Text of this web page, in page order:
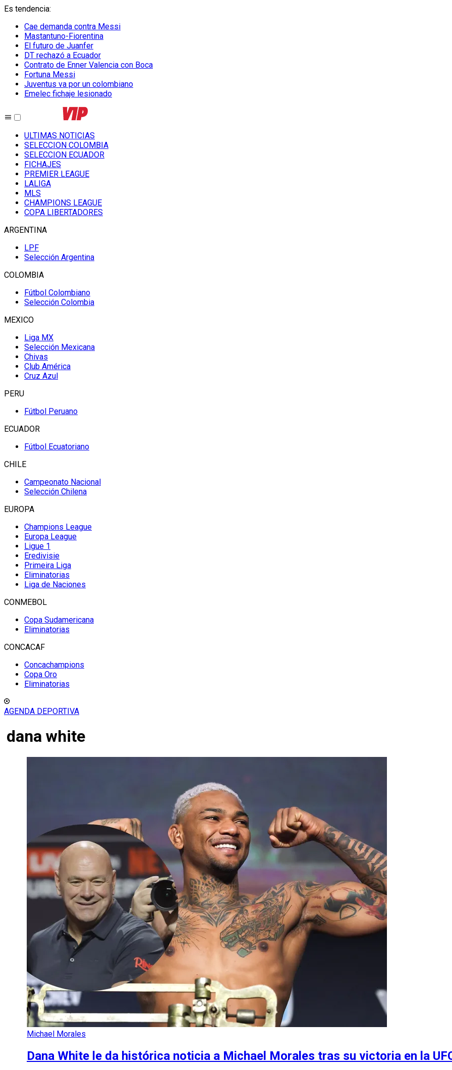
Es tendencia:
Cae demanda contra Messi
Mastantuno-Fiorentina
El futuro de Juanfer
DT rechazó a Ecuador
Contrato de Enner Valencia con Boca
Fortuna Messi
Juventus va por un colombiano
Emelec fichaje lesionado
ULTIMAS NOTICIAS
SELECCION COLOMBIA
SELECCION ECUADOR
FICHAJES
PREMIER LEAGUE
LALIGA
MLS
CHAMPIONS LEAGUE
COPA LIBERTADORES
ARGENTINA
LPF
Selección Argentina
COLOMBIA
Fútbol Colombiano
Selección Colombia
MEXICO
Liga MX
Selección Mexicana
Chivas
Club América
Cruz Azul
PERU
Fútbol Peruano
ECUADOR
Fútbol Ecuatoriano
CHILE
Campeonato Nacional
Selección Chilena
EUROPA
Champions League
Europa League
Ligue 1
Eredivisie
Primeira Liga
Eliminatorias
Liga de Naciones
CONMEBOL
Copa Sudamericana
Eliminatorias
CONCACAF
Concachampions
Copa Oro
Eliminatorias
AGENDA DEPORTIVA
dana white
Michael Morales
Dana White le da histórica noticia a Michael Morales tras su victoria en la